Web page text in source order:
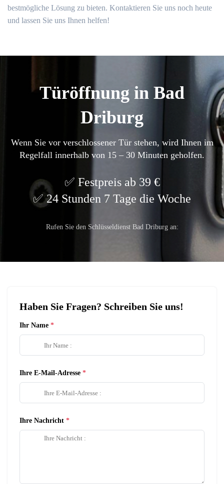
bestmögliche Lösung zu bieten.​ Kontaktieren Sie uns noch heute
und lassen Sie uns Ihnen helfen!​
Türöffnung in Bad
Driburg
Wenn Sie vor verschlossener Tür stehen, wird Ihnen im
Regelfall innerhalb von 15 – 30 Minuten geholfen.
Festpreis ab 39 €
24 Stunden 7 Tage die Woche
Rufen Sie den Schlüsseldienst Bad Driburg an:
Haben Sie Fragen? Schreiben Sie uns!
Ihr Name
Ihre E-Mail-Adresse
Ihre Nachricht